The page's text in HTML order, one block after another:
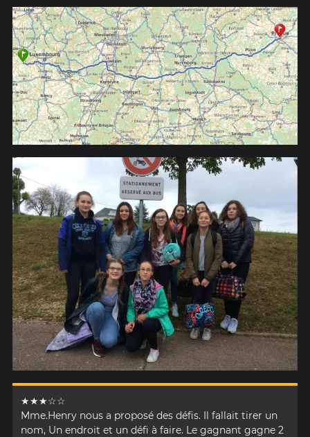
★★★☆☆
Mme.Henry nous a proposé des défis. Il fallait tirer un
nom, Un endroit et un défi à faire. Le gagnant gagne 2